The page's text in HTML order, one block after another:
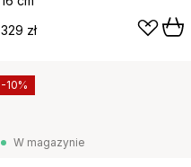
329 zł
W magazynie
-10%